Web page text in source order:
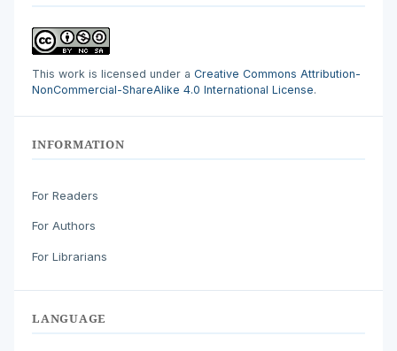
This work is licensed under a Creative Commons Attribution-
NonCommercial-ShareAlike 4.0 International License.
INFORMATION
For Readers
For Authors
For Librarians
LANGUAGE